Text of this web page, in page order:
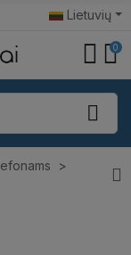
Lietuvių
0